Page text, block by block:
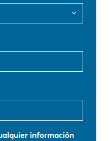
información